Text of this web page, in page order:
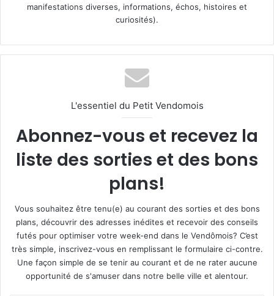
manifestations diverses, informations, échos, histoires et
curiosités).
L'essentiel du Petit Vendomois
Abonnez-vous et recevez la
liste des sorties et des bons
plans!
Vous souhaitez être tenu(e) au courant des sorties et des bons
plans, découvrir des adresses inédites et recevoir des conseils
futés pour optimiser votre week-end dans le Vendômois? C’est
très simple, inscrivez-vous en remplissant le formulaire ci-contre.
Une façon simple de se tenir au courant et de ne rater aucune
opportunité de s'amuser dans notre belle ville et alentour.